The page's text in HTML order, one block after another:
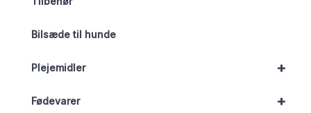
Bilsæde til hunde
+
Plejemidler
+
Fødevarer